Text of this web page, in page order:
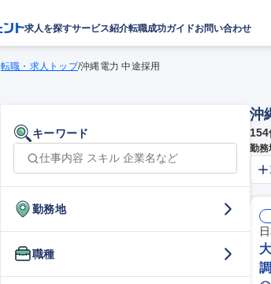
求人を探すサービス紹介転職成功ガイドお問い合わせ
転職・求人トップ/沖縄電力 中途採用
キーワード
勤務地
職種
沖
154
勤務